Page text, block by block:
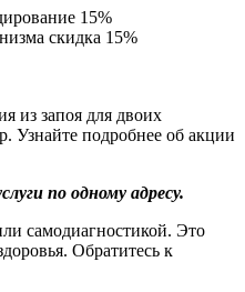
15%
скидка 15%
из запоя для двоих
Узнайте подробнее об акции
по одному адресу.
самодиагностикой. Это
Обратитесь к